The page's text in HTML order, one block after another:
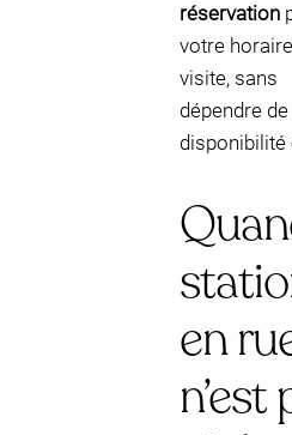
réservation
votre
visite, sans
dépendre de
disponibilité
en
n’est